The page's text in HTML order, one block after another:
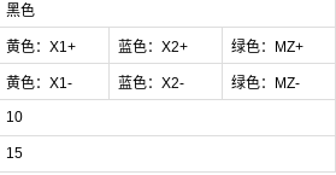
黑色
黄色：X1+ 蓝色：X2+ 绿色：MZ+
黄色：X1- 蓝色：X2- 绿色：MZ-
10
15